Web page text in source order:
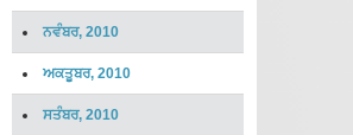
ਨਵੰਬਰ, 2010
ਅਕਤੂਬਰ, 2010
ਸਤੰਬਰ, 2010